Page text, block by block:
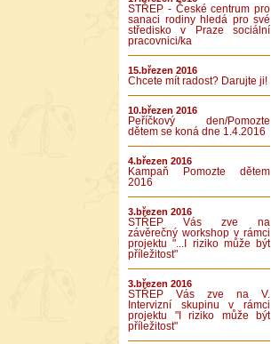
STŘEP - České centrum pro
sanaci rodiny hledá pro své
středisko v Praze sociální
pracovnici/ka
15.březen 2016
Chcete mít radost? Darujte ji!
10.březen 2016
Peříčkový den/Pomozte
dětem se koná dne 1.4.2016
4.březen 2016
Kampaň Pomozte dětem
2016
3.březen 2016
STŘEP Vás zve na
závěrečný workshop v rámci
projektu "...I riziko může být
příležitost"
3.březen 2016
STŘEP Vás zve na V.
Intervizní skupinu v rámci
projektu "I riziko může být
příležitost"